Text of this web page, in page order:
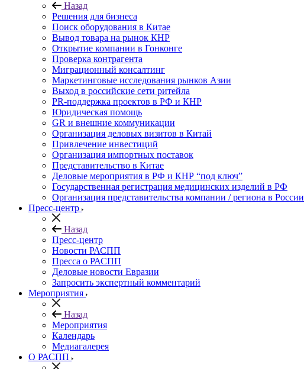
Назад
Решения для бизнеса
Поиск оборудования в Китае
Вывод товара на рынок КНР
Открытие компании в Гонконге
Проверка контрагента
Миграционный консалтинг
Маркетинговые исследования рынков Азии
Выход в российские сети ритейла
PR-поддержка проектов в РФ и КНР
Юридическая помощь
GR и внешние коммуникации
Организация деловых визитов в Китай
Привлечение инвестиций
Организация импортных поставок
Представительство в Китае
Деловые мероприятия в РФ и КНР “под ключ”
Государственная регистрация медицинских изделий в РФ
Организация представительства компании / региона в России
Пресс-центр
Назад
Пресс-центр
Новости РАСПП
Пресса о РАСПП
Деловые новости Евразии
Запросить экспертный комментарий
Мероприятия
Назад
Мероприятия
Календарь
Медиагалерея
О РАСПП